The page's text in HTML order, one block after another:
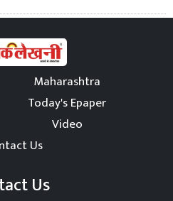
Maharashtra
Today's Epaper
Video
Us
Us